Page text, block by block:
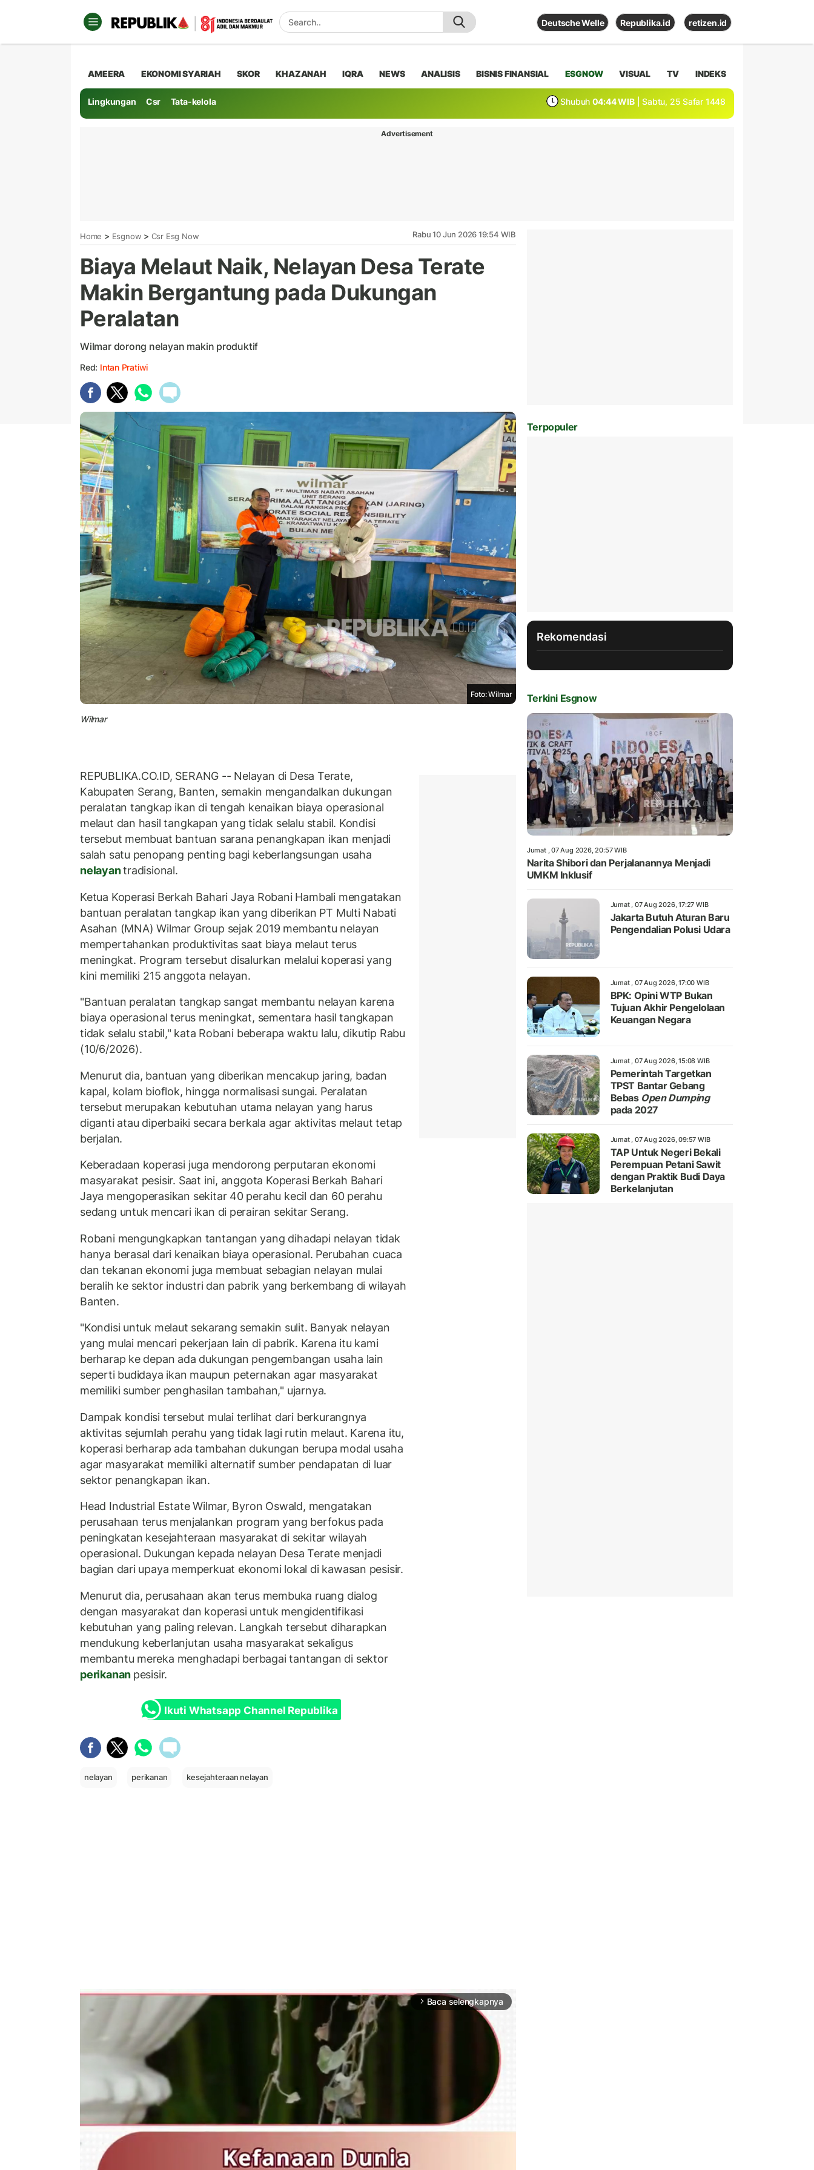
Deutsche Welle Republika.id retizen.id
AMEERA EKONOMI SYARIAH SKOR KHAZANAH IQRA NEWS ANALISIS BISNIS FINANSIAL ESGNOW VISUAL TV INDEKS
Lingkungan Csr Tata-kelola Shubuh 04:44 WIB | Sabtu, 25 Safar 1448
Advertisement
Home > Esgnow > Csr Esg Now Rabu 10 Jun 2026 19:54 WIB
Biaya Melaut Naik, Nelayan Desa Terate
Makin Bergantung pada Dukungan
Peralatan
Wilmar dorong nelayan makin produktif
Red: Intan Pratiwi
Foto: Wilmar
Wilmar
REPUBLIKA.CO.ID, SERANG -- Nelayan di Desa Terate,
Kabupaten Serang, Banten, semakin mengandalkan dukungan
peralatan tangkap ikan di tengah kenaikan biaya operasional
melaut dan hasil tangkapan yang tidak selalu stabil. Kondisi
tersebut membuat bantuan sarana penangkapan ikan menjadi
salah satu penopang penting bagi keberlangsungan usaha
nelayantradisional.
Ketua Koperasi Berkah Bahari Jaya Robani Hambali mengatakan
bantuan peralatan tangkap ikan yang diberikan PT Multi Nabati
Asahan (MNA) Wilmar Group sejak 2019 membantu nelayan
mempertahankan produktivitas saat biaya melaut terus
meningkat. Program tersebut disalurkan melalui koperasi yang
kini memiliki 215 anggota nelayan.
"Bantuan peralatan tangkap sangat membantu nelayan karena
biaya operasional terus meningkat, sementara hasil tangkapan
tidak selalu stabil," kata Robani beberapa waktu lalu, dikutip Rabu
(10/6/2026).
Menurut dia, bantuan yang diberikan mencakup jaring, badan
kapal, kolam bioflok, hingga normalisasi sungai. Peralatan
tersebut merupakan kebutuhan utama nelayan yang harus
diganti atau diperbaiki secara berkala agar aktivitas melaut tetap
berjalan.
Keberadaan koperasi juga mendorong perputaran ekonomi
masyarakat pesisir. Saat ini, anggota Koperasi Berkah Bahari
Jaya mengoperasikan sekitar 40 perahu kecil dan 60 perahu
sedang untuk mencari ikan di perairan sekitar Serang.
Robani mengungkapkan tantangan yang dihadapi nelayan tidak
hanya berasal dari kenaikan biaya operasional. Perubahan cuaca
dan tekanan ekonomi juga membuat sebagian nelayan mulai
beralih ke sektor industri dan pabrik yang berkembang di wilayah
Banten.
"Kondisi untuk melaut sekarang semakin sulit. Banyak nelayan
yang mulai mencari pekerjaan lain di pabrik. Karena itu kami
berharap ke depan ada dukungan pengembangan usaha lain
seperti budidaya ikan maupun peternakan agar masyarakat
memiliki sumber penghasilan tambahan," ujarnya.
Dampak kondisi tersebut mulai terlihat dari berkurangnya
aktivitas sejumlah perahu yang tidak lagi rutin melaut. Karena itu,
koperasi berharap ada tambahan dukungan berupa modal usaha
agar masyarakat memiliki alternatif sumber pendapatan di luar
sektor penangkapan ikan.
Head Industrial Estate Wilmar, Byron Oswald, mengatakan
perusahaan terus menjalankan program yang berfokus pada
peningkatan kesejahteraan masyarakat di sekitar wilayah
operasional. Dukungan kepada nelayan Desa Terate menjadi
bagian dari upaya memperkuat ekonomi lokal di kawasan pesisir.
Menurut dia, perusahaan akan terus membuka ruang dialog
dengan masyarakat dan koperasi untuk mengidentifikasi
kebutuhan yang paling relevan. Langkah tersebut diharapkan
mendukung keberlanjutan usaha masyarakat sekaligus
membantu mereka menghadapi berbagai tantangan di sektor
perikanan pesisir.
Ikuti Whatsapp Channel Republika
nelayan perikanan kesejahteraan nelayan
arrow_forward_ios Baca selengkapnya
Terpopuler
Rekomendasi
Terkini Esgnow
Jumat , 07 Aug 2026, 20:57 WIB
Narita Shibori dan Perjalanannya Menjadi
UMKM Inklusif
Jumat , 07 Aug 2026, 17:27 WIB
Jakarta Butuh Aturan Baru
Pengendalian Polusi Udara
Jumat , 07 Aug 2026, 17:00 WIB
BPK: Opini WTP Bukan
Tujuan Akhir Pengelolaan
Keuangan Negara
Jumat , 07 Aug 2026, 15:08 WIB
Pemerintah Targetkan
TPST Bantar Gebang
Bebas Open Dumping
pada 2027
Jumat , 07 Aug 2026, 09:57 WIB
TAP Untuk Negeri Bekali
Perempuan Petani Sawit
dengan Praktik Budi Daya
Berkelanjutan